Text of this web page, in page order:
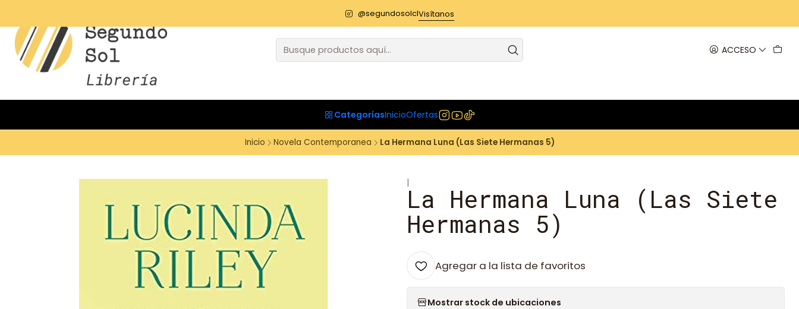
ACCESO
CategoríasInicioOfertas
@segundosolclVisítanos
Inicio Novela Contemporanea La Hermana Luna (Las Siete Hermanas 5)
|
La Hermana Luna (Las Siete
Hermanas 5)
Agregar a la lista de favoritos
Mostrar stock de ubicaciones